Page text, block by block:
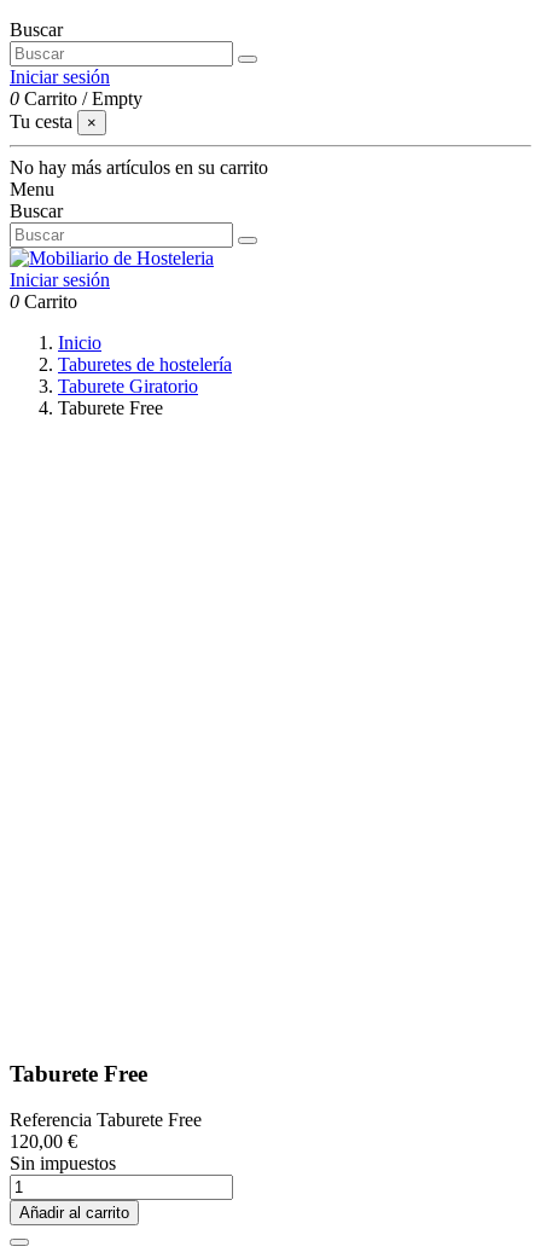
Buscar
Iniciar sesión
0 Carrito /Empty
Tu cesta
×
No hay más artículos en su carrito
Menu
Buscar
Iniciar sesión
0 Carrito
Inicio
Taburetes de hostelería
Taburete Giratorio
Taburete Free
Taburete Free
Referencia Taburete Free
120,00 €
Sin impuestos
Añadir al carrito